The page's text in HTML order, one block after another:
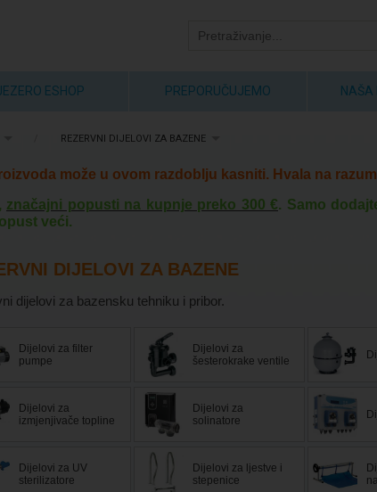
ESHOP PREPORUČUJEMO NAŠA
REZERVNI DIJELOVI ZA BAZENE
može u ovom razdoblju kasniti. Hvala na
značajni popusti na kupnje preko 300 €. Samo
veći.
DIJELOVI ZA BAZENE
dijelovi za bazensku tehniku i pribor.
Dijelovi za filter
pumpe
Dijelovi za
šesterokrake ventile
Dijelovi za
izmjenjivače topline
Dijelovi za
solinatore
Dijelovi za UV
sterilizatore
Dijelovi za ljestve i
stepenice